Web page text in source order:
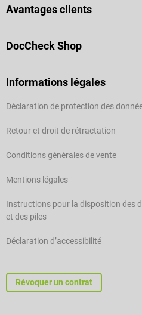
Avantages clients
DocCheck Shop
Informations légales
Déclaration de protection des
Retour et droit de rétractation
Conditions générales de vente
Mentions légales
Instructions pour la disposition des
et des piles
Déclaration d’accessibilité
Révoquer un contrat